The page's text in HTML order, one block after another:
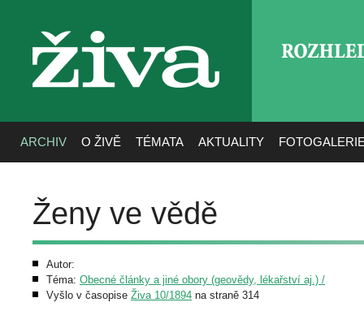
živa
ARCHIV O ŽIVĚ TÉMATA AKTUALITY
Ženy ve vědě
Autor:
Téma: Obecné články a jiné obory (geovědy, lékařství aj.) /
Vyšlo v časopise Živa 10/1894 na straně 314